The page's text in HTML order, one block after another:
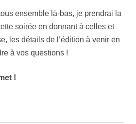
ensemble là-bas, je prendrai la
soirée en donnant à celles et
les détails de l’édition à venir en
à vos questions !
!